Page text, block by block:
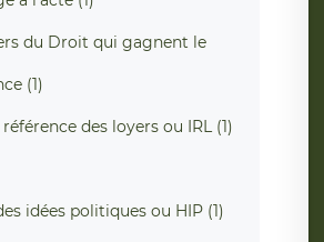
du Droit qui gagnent le
(1)
référence des loyers ou IRL (1)
idées politiques ou HIP (1)